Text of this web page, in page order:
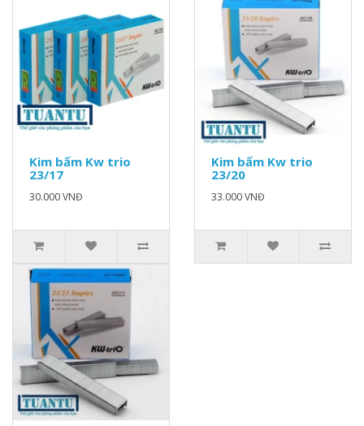
Kim bấm Kw trio
23/17
30.000 VNĐ
Kim bấm Kw trio
23/20
33.000 VNĐ